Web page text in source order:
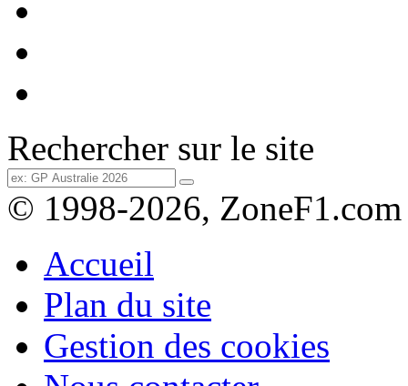
Rechercher sur le site
© 1998-2026, ZoneF1.com
Accueil
Plan du site
Gestion des cookies